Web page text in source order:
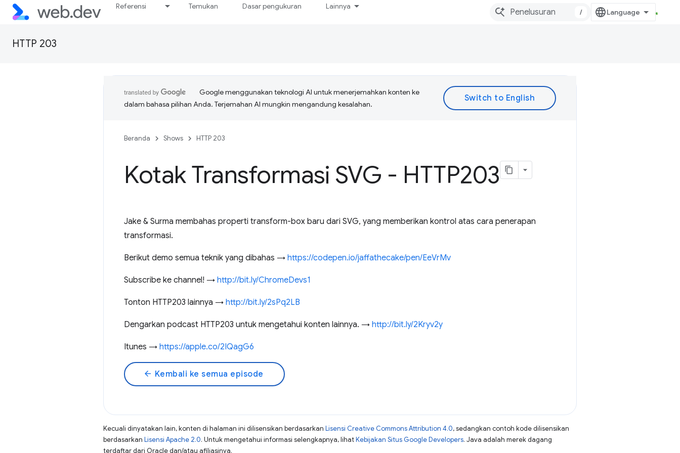
Referensi Temukan Dasar pengukuran Lainnya
/
HTTP 203
Google menggunakan teknologi AI untuk menerjemahkan konten ke
dalam bahasa pilihan Anda. Terjemahan AI mungkin mengandung kesalahan.
Beranda Shows HTTP 203
Kotak Transformasi SVG - HTTP203
Jake & Surma membahas properti transform-box baru dari SVG, yang memberikan kontrol atas cara penerapan
transformasi.
Berikut demo semua teknik yang dibahas → https://codepen.io/jaffathecake/pen/EeVrMv
Subscribe ke channel! → http://bit.ly/ChromeDevs1
Tonton HTTP203 lainnya → http://bit.ly/2sPq2LB
Dengarkan podcast HTTP203 untuk mengetahui konten lainnya. → http://bit.ly/2Kryv2y
Itunes → https://apple.co/2IQagG6
arrow_back Kembali ke semua episode
Kecuali dinyatakan lain, konten di halaman ini dilisensikan berdasarkan Lisensi Creative Commons Attribution 4.0, sedangkan contoh kode dilisensikan
berdasarkan Lisensi Apache 2.0. Untuk mengetahui informasi selengkapnya, lihatKebijakan Situs Google Developers. Java adalah merek dagang
terdaftar dari Oracle dan/atau afiliasinya.